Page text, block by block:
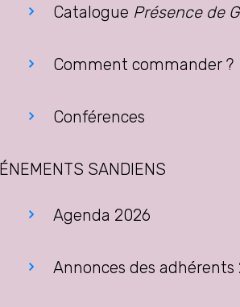
Catalogue Présence de
Comment commander ?
Conférences
SANDIENS
Agenda 2026
Annonces des adhérents